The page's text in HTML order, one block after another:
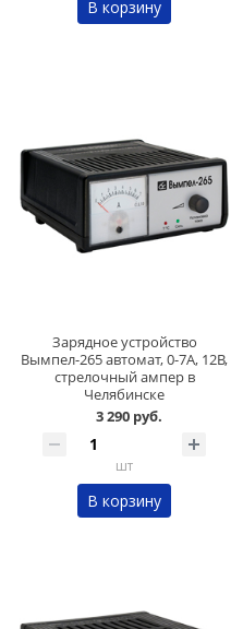
В корзину
Зарядное устройство
Вымпел-265 автомат, 0-7А, 12В,
стрелочный ампер в
Челябинске
3 290 руб.
шт
В корзину